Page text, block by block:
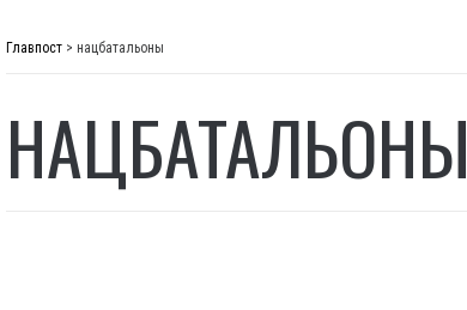
Главпост > нацбатальоны
НАЦБАТАЛЬОНЫ